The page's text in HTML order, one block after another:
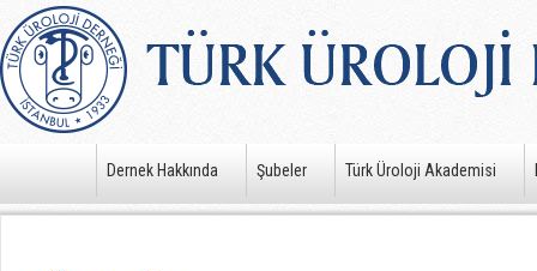
Dernek Hakkında Şubeler Türk Üroloji Akademisi